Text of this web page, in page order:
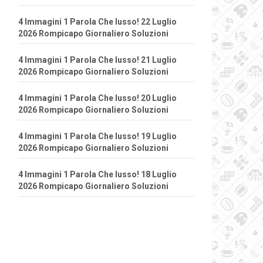
4 Immagini 1 Parola Che lusso! 22 Luglio
2026 Rompicapo Giornaliero Soluzioni
4 Immagini 1 Parola Che lusso! 21 Luglio
2026 Rompicapo Giornaliero Soluzioni
4 Immagini 1 Parola Che lusso! 20 Luglio
2026 Rompicapo Giornaliero Soluzioni
4 Immagini 1 Parola Che lusso! 19 Luglio
2026 Rompicapo Giornaliero Soluzioni
4 Immagini 1 Parola Che lusso! 18 Luglio
2026 Rompicapo Giornaliero Soluzioni